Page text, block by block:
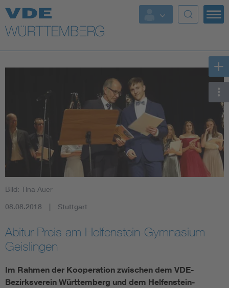
Top Themen
Fokusthemen
AI & Digital Trust
Health
Assisted Living
Electromobility
Bild: Tina Auer
08.08.2018 Stuttgart
Abitur-Preis am Helfenstein-Gymnasium
Geislingen
Im Rahmen der Kooperation zwischen dem VDE-
Bezirksverein Württemberg und dem Helfenstein-